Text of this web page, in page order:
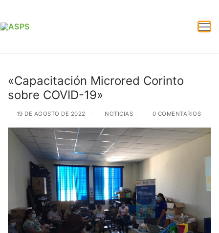
«Capacitación Microred Corinto
sobre COVID-19»
19 DE AGOSTO DE 2022 - NOTICIAS - 0 COMENTARIOS